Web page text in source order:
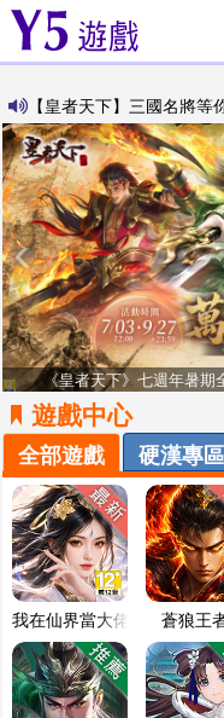
【皇者天下】三國名將等
《皇者天下》七週年暑期
遊戲中心
全部遊戲 硬漢專區
我在仙界當大佬 蒼狼王